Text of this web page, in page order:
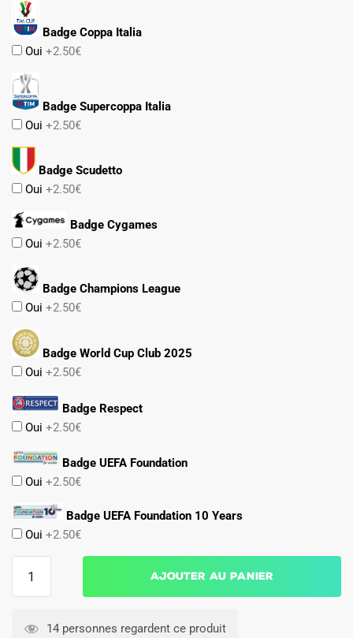
Badge Coppa Italia
Oui +2.50€
Badge Supercoppa Italia
Oui +2.50€
Badge Scudetto
Oui +2.50€
Badge Cygames
Oui +2.50€
Badge Champions League
Oui +2.50€
Badge World Cup Club 2025
Oui +2.50€
Badge Respect
Oui +2.50€
Badge UEFA Foundation
Oui +2.50€
Badge UEFA Foundation 10 Years
Oui +2.50€
Juventus
Ajouter au panier
14 personnes regardent ce produit